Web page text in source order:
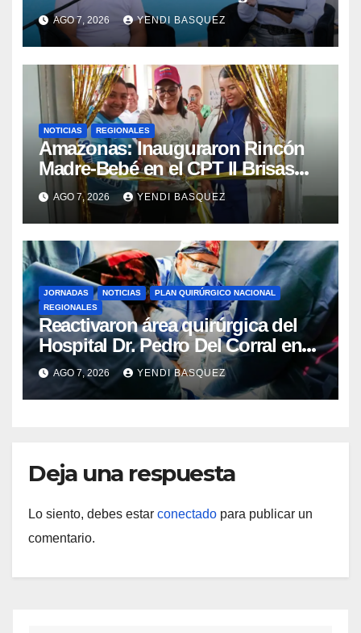
la reinauguración del CDI La Mora
AGO 7, 2026 YENDI BASQUEZ
NOTICIAS REGIONALES
​Amazonas: Inauguraron Rincón
Madre-Bebé en el CPT II Brisas
del Aeropuerto ​Inauguraron
Rincón
AGO 7, 2026 YENDI BASQUEZ
JORNADAS NOTICIAS
PLAN QUIRÚRGICO NACIONAL
REGIONALES
Reactivaron área quirúrgica del
Hospital Dr. Pedro Del Corral en
Guárico
AGO 7, 2026 YENDI BASQUEZ
Deja una respuesta
Lo siento, debes estar conectado para publicar un
comentario.